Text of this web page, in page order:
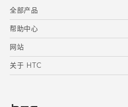
全部产品
区块链智能手机
VIVE
帮助中心
在线客服
支援与服务
产品保固说明
网站
HTC Dev
关于 HTC